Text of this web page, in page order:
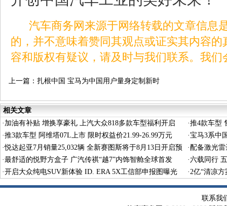
汽车商务网来源于网络转载的文章信息
的，并不意味着赞同其观点或证实其内容
容和版权有疑议，请及时与我们联系。我
上一篇： 扎根中国 宝马为中国用户量身定制新时
相关文章
· 加油有补贴 增换享豪礼 上汽大众818多款车型福利开启 ·推4款车型
·推3款车型 阿维塔07L上市 限时权益价21.99-26.99万元 ·宝马3系中
相
·悦达起亚7月销量25,032辆 全新赛图斯将于8月13日开启预
售
· 配备激光
·最舒适的悦野方盒子 广汽传祺“越7”内饰智舱全球首发 ·六载同行
乐公园
·开启大众纯电SUV新体验 ID. ERA 5X工信部申报图曝光 ·2亿“清凉
联系我